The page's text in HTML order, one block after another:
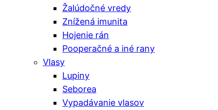
Žalúdočné vredy
Znížená imunita
Hojenie rán
Pooperačné a iné rany
Vlasy
Lupiny
Seborea
Vypadávanie vlasov